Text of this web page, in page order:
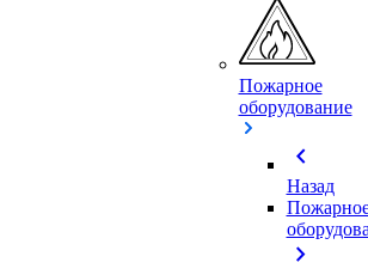
Пожарное
оборудование
chevron_left
Назад
chevron_right